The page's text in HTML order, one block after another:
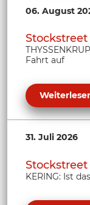
06. August
Fahrt auf
31. Juli 2026
KERING: Ist